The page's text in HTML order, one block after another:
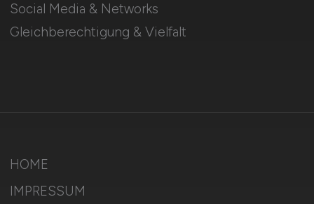
Social Media & Networks
Gleichberechtigung & Vielfalt
HOME
IMPRESSUM